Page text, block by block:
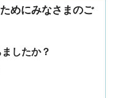
めにみなさまのご
したか？